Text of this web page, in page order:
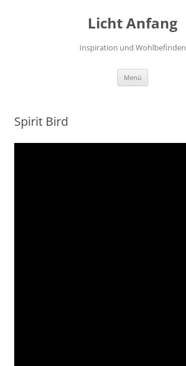
Licht Anfang
Inspiration und Wohlbefinden
Menü
Spirit Bird